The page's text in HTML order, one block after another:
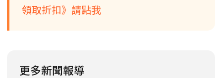
領取折扣》請點我
更多新聞報導